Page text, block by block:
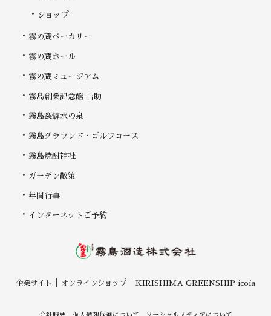
ショップ
霧の蔵ベーカリー
霧の蔵ホール
霧の蔵ミュージアム
霧島創業記念館 吉助
霧島裂罅水の泉
霧島グラウンド・ゴルフコース
霧島焼酎神社
ガーデン散策
年間行事
インターネットご予約
企業サイト オンラインショップ KIRISHIMA GREENSHIP icoia